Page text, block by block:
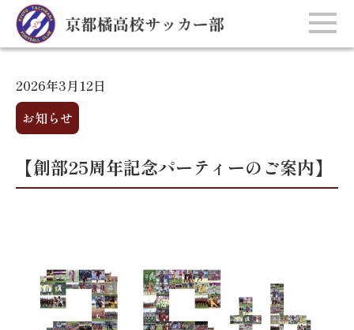
2026年3月12日
お知らせ
【創部25周年記念パーティーのご案内】